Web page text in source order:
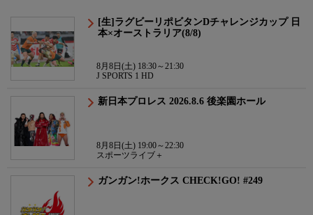
[生]ラグビーリポビタンDチャレンジカップ 日
本×オーストラリア(8/8)
8月8日(土) 18:30～21:30
J SPORTS 1 HD
新日本プロレス 2026.8.6 後楽園ホール
8月8日(土) 19:00～22:30
スポーツライブ＋
ガンガン!ホークス CHECK!GO! #249